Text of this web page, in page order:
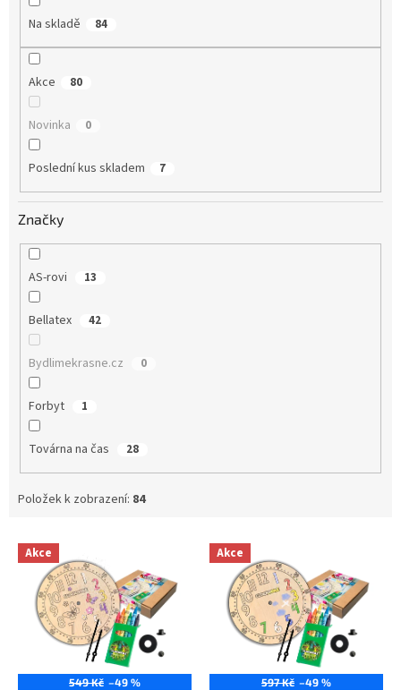
Na skladě 84
Akce 80
Novinka 0
Poslední kus skladem 7
Značky
AS-rovi 13
Bellatex 42
Bydlimekrasne.cz 0
Forbyt 1
Továrna na čas 28
Položek k zobrazení: 84
V Akce
549 Kč –49 %
Akce
597 Kč –49 %